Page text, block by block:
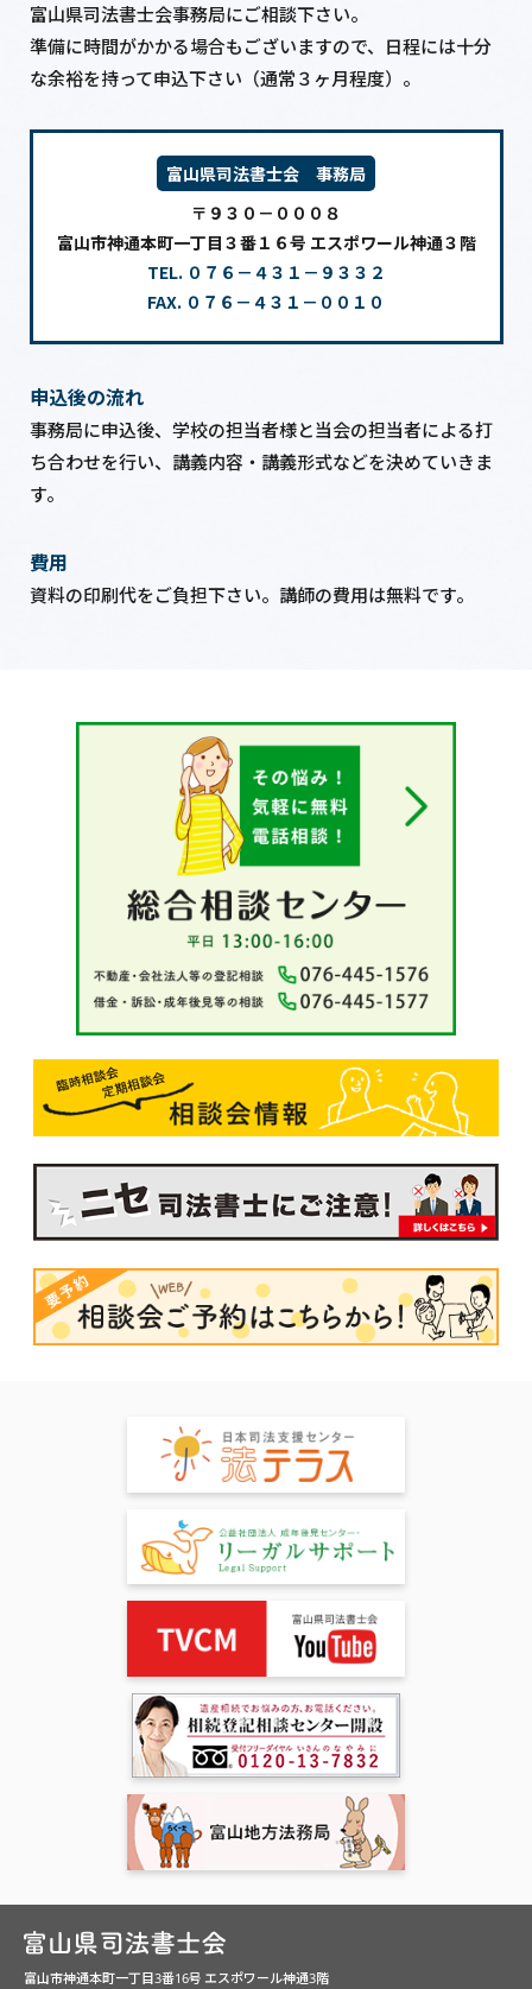
富山県司法書士会事務局にご相談下さい。
準備に時間がかかる場合もございますので、日程には十分
な余裕を持って申込下さい（通常３ヶ月程度）。
富山県司法書士会 事務局
〒９３０－０００８
富山市神通本町一丁目３番１６号 エスポワール神通３階
TEL. ０７６－４３１－９３３２
FAX. ０７６－４３１－００１０
申込後の流れ
事務局に申込後、学校の担当者様と当会の担当者による打
ち合わせを行い、講義内容・講義形式などを決めていきま
す。
費用
資料の印刷代をご負担下さい。講師の費用は無料です。
富山市神通本町一丁目3番16号 エスポワール神通3階